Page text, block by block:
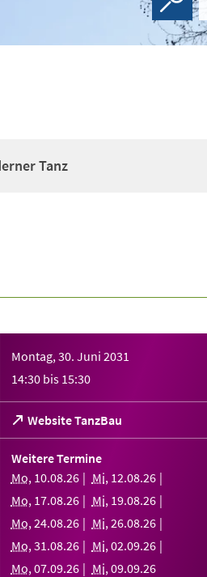
Tanz
Montag, 30. Juni 2031
14:30 bis 15:30
Website TanzBau
(Öffnet
in
einem
Tab)
Weitere Termine
Mo, 10.08.26 Mi, 12.08.26
Mo, 17.08.26 Mi, 19.08.26
Mo,24.08.26 Mi,26.08.26
Mo,31.08.26 Mi,02.09.26
Mo,07.09.26 Mi,09.09.26